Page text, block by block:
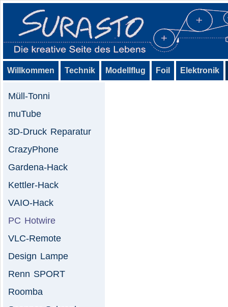
Willkommen Technik Modellflug Foil Elektronik
Müll-Tonni
muTube
3D-Druck Reparatur
CrazyPhone
Gardena-Hack
Kettler-Hack
VAIO-Hack
PC Hotwire
VLC-Remote
Design Lampe
Renn SPORT
Roomba